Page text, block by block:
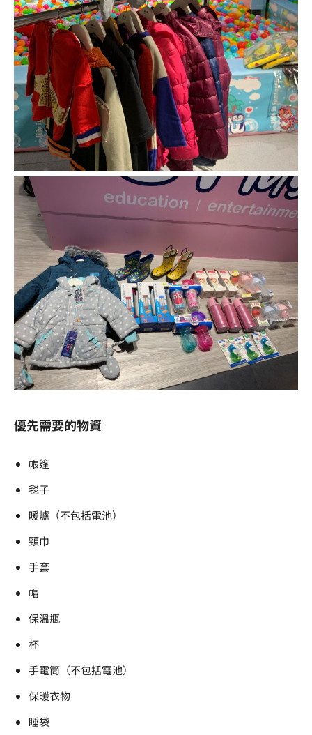
優先需要的物資
帳篷
毯子
暖爐（不包括電池）
頸巾
手套
帽
保溫瓶
杯
手電筒（不包括電池）
保暖衣物
睡袋